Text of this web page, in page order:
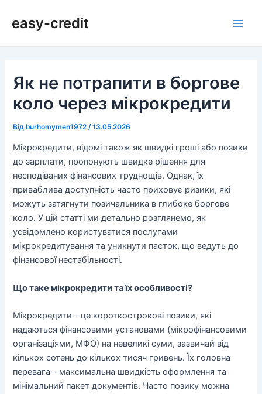
easy-credit
Як не потрапити в боргове
коло через мікрокредити
Відburhomymen1972 /13.05.2026
Мікрокредити, відомі також як швидкі гроші або позики
до зарплати, пропонують швидке рішення для
несподіваних фінансових труднощів. Однак, їх
приваблива доступність часто приховує ризики, які
можуть затягнути позичальника в глибоке боргове
коло. У цій статті ми детально розглянемо, як
усвідомлено користуватися послугами
мікрокредитування та уникнути пасток, що ведуть до
фінансової нестабільності.
Що таке мікрокредити та їх особливості?
Мікрокредити – це короткострокові позики, які
надаються фінансовими установами (мікрофінансовими
організаціями, МФО) на невеликі суми, зазвичай від
кількох сотень до кількох тисяч гривень. Їх головна
перевага – максимальна швидкість оформлення та
мінімальний пакет документів. Часто позику можна
по